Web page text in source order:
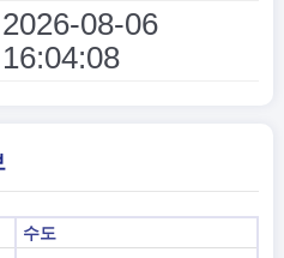
2026-08-06
16:04:09
수도